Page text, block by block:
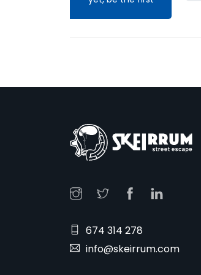
674 314 278
info@skeirrum.com